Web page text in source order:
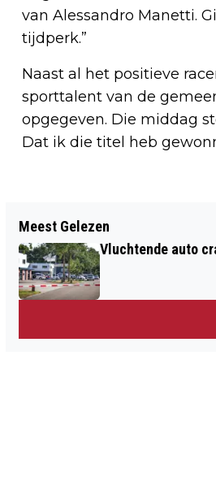
van Alessandro Manetti.
tijdperk.”
Naast al het positieve
sporttalent van de
opgegeven. Die middag
Dat ik die titel heb
ZONDAGAVOND
JOZEFKERK IN ASSEN
Meest Gelezen
Vluchtende auto